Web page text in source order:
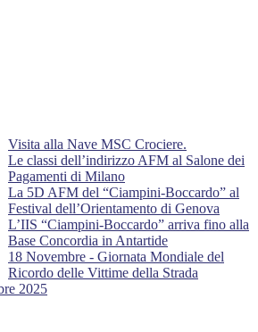
Visita alla Nave MSC Crociere.
Le classi dell’indirizzo AFM al Salone dei
Pagamenti di Milano
La 5D AFM del “Ciampini-Boccardo” al
Festival dell’Orientamento di Genova
L’IIS “Ciampini-Boccardo” arriva fino alla
Base Concordia in Antartide
18 Novembre - Giornata Mondiale del
Ricordo delle Vittime della Strada
2025